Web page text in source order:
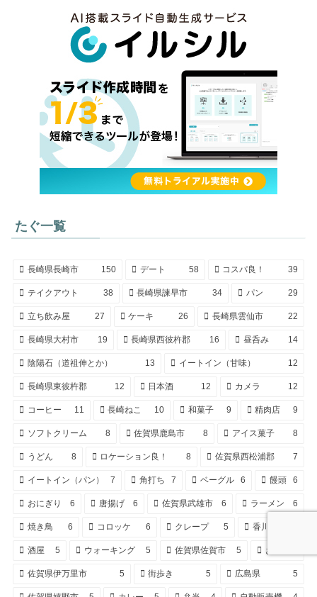
たぐ一覧
長崎県長崎市 150 デート 58 コスパ良！ 39
テイクアウト 38 長崎県諫早市 34 パン 29
立ち飲み屋 27 ケーキ 26 長崎県雲仙市 22
長崎県大村市 19 長崎県西彼杵郡 16 昼呑み 14
陰陽石（道祖伸とか） 13 イートイン（甘味） 12
長崎県東彼杵郡 12 日本酒 12 カメラ 12
コーヒー 11 長崎ねこ 10 和菓子 9 精肉店 9
ソフトクリーム 8 佐賀県鹿島市 8 アイス菓子 8
うどん 8 ロケーション良！ 8 佐賀県西松浦郡 7
イートイン（パン） 7 角打ち 7 ベーグル 6 饅頭 6
おにぎり 6 唐揚げ 6 佐賀県武雄市 6 ラーメン 6
焼き鳥 6 コロッケ 6 クレープ 5 香川県
酒屋 5 ウォーキング 5 佐賀県佐賀市 5 お酒
佐賀県伊万里市 5 街歩き 5 広島県 5